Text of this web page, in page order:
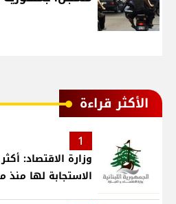
الأكثر قراءة
1
الاستجابة لها منذ